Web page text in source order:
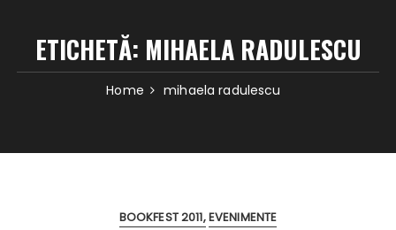
ETICHETĂ: MIHAELA RADULESCU
Home mihaela radulescu
BOOKFEST 2011 EVENIMENTE